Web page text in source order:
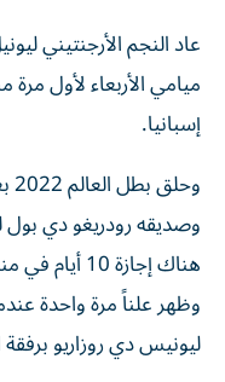
عاد النجم الأرجنتيني
ميامي الأربعاء لأول
إسبانيا.
وصديقه رودريغو دي بول
هناك إجازة
وظهر علناً مرة واحدة
ليونيس دي روزاريو برفقة